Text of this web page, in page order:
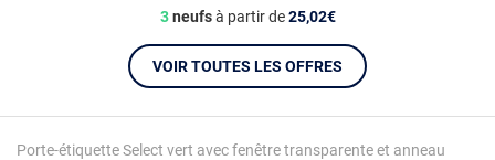
Porte-étiquette Select vert avec fenêtre transparente et anneau
3neufsà partir de25,02€
VOIR TOUTES LES OFFRES